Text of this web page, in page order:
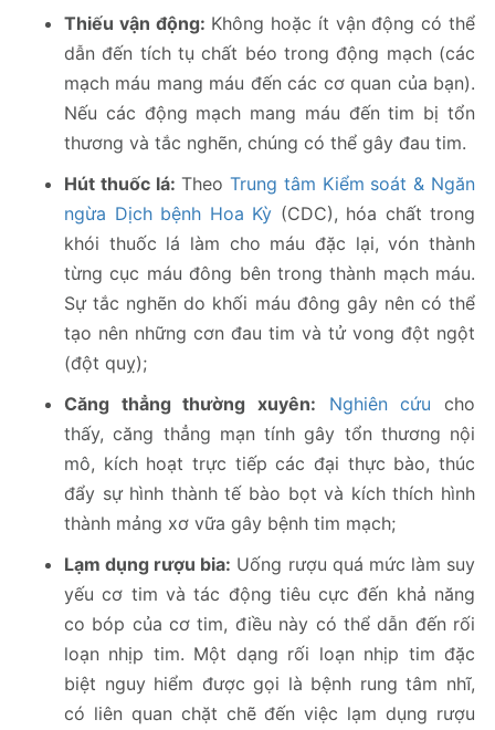
Thiếu vận động: Không hoặc ít vận động có thể
dẫn đến tích tụ chất béo trong động mạch (các
mạch máu mang máu đến các cơ quan của bạn).
Nếu các động mạch mang máu đến tim bị tổn
thương và tắc nghẽn, chúng có thể gây đau tim.
Hút thuốc lá: TheoTrung tâm Kiểm soát & Ngăn
ngừa Dịch bệnh Hoa Kỳ (CDC), hóa chất trong
khói thuốc lá làm cho máu đặc lại, vón thành
từng cục máu đông bên trong thành mạch máu.
Sự tắc nghẽn do khối máu đông gây nên có thể
tạo nên những cơn đau tim và tử vong đột ngột
(đột quỵ);
Căng thẳng thường xuyên:
Nghiên cứu cho
thấy, căng thẳng mạn tính gây tổn thương nội
mô, kích hoạt trực tiếp các đại thực bào, thúc
đẩy sự hình thành tế bào bọt và kích thích hình
thành mảng xơ vữa gây bệnh tim mạch;
Lạm dụng rượu bia: Uống rượu quá mức làm suy
yếu cơ tim và tác động tiêu cực đến khả năng
co bóp của cơ tim, điều này có thể dẫn đến rối
loạn nhịp tim. Một dạng rối loạn nhịp tim đặc
biệt nguy hiểm được gọi là bệnh rung tâm nhĩ,
có liên quan chặt chẽ đến việc lạm dụng rượu